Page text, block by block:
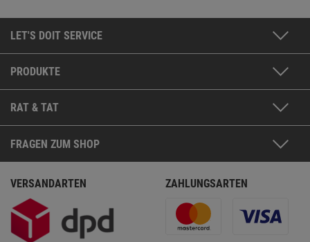
LET'S DOIT SERVICE
PRODUKTE
RAT & TAT
FRAGEN ZUM SHOP
VERSANDARTEN ZAHLUNGSARTEN